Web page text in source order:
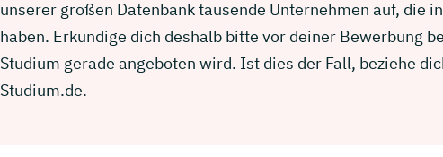
unserer großen Datenbank tausende Unternehmen auf, die
haben. Erkundige dich deshalb bitte vor deiner Bewerbung
Studium gerade angeboten wird. Ist dies der Fall, beziehe
Studium.de.